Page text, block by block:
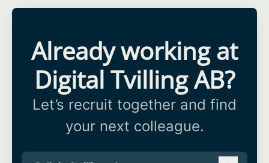
Already working at
Digital Tvilling AB?
Let’s recruit together and find
your next colleague.